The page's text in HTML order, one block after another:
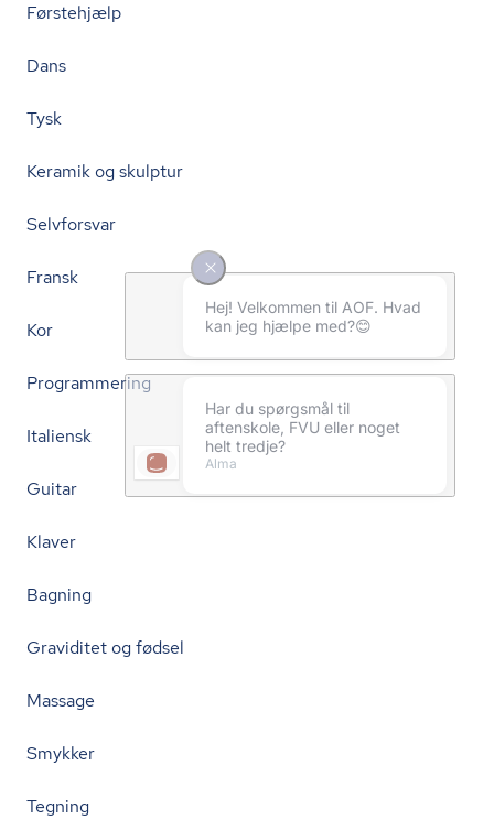
Førstehjælp
Dans
Tysk
Keramik og skulptur
Selvforsvar
Fransk
Kor
Programmering
Italiensk
Guitar
Klaver
Bagning
Graviditet og fødsel
Massage
Smykker
Tegning